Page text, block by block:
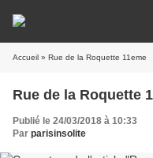
Accueil » Rue de la Roquette 11eme
Rue de la Roquette
Publié le 24/03/2018 à 10:33
Par parisinsolite